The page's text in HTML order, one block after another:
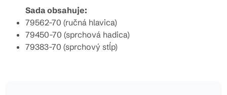
Sada obsahuje:
79562-70 (ručná hlavica)
79450-70 (sprchová hadica)
79383-70 (sprchový stĺp)